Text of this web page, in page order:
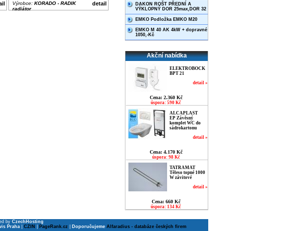
detail
Výrobce: KORADO - RADIK
radiátor
DAKON ROŠT PŘEDNÍ A
VÝKLOPNÝ DOR 25max,DOR 32
EMKO Podložka EMKO M20
EMKO M 40 AK 4kW + dopravné
1050,-Kč
Akční nabídka
ELEKTROBOCK
BPT 21
detail »
Cena: 2.360 Kč
úspora: 590 Kč
ALCAPLAST
EP Závěsný
komplet WC do
sádrokartonu
detail »
Cena: 4.170 Kč
úspora: 98 Kč
TATRAMAT
Těleso topné 1000
W závitové
detail »
Cena: 660 Kč
úspora: 134 Kč
by CzechHosting
Praha CZIN PageRank.cz Doporučujeme Alfaradius - databáze českých firem